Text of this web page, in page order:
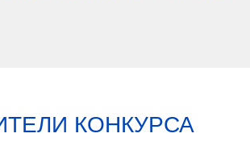
КОНКУРСА